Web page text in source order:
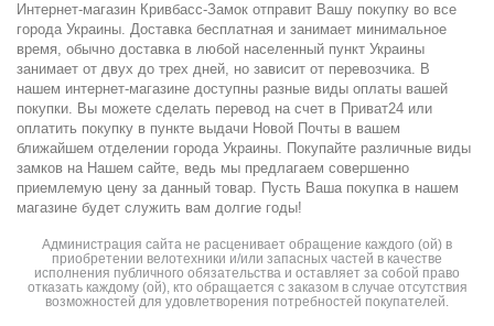
Интернет-магазин Кривбасс-Замок отправит Вашу покупку во все
города Украины. Доставка бесплатная и занимает минимальное
время, обычно доставка в любой населенный пункт Украины
занимает от двух до трех дней, но зависит от перевозчика. В
нашем интернет-магазине доступны разные виды оплаты вашей
покупки. Вы можете сделать перевод на счет в Приват24 или
оплатить покупку в пункте выдачи Новой Почты в вашем
ближайшем отделении города Украины. Покупайте различные виды
замков на Нашем сайте, ведь мы предлагаем совершенно
приемлемую цену за данный товар. Пусть Ваша покупка в нашем
магазине будет служить вам долгие годы!
Администрация сайта не расценивает обращение каждого (ой) в
приобретении велотехники и/или запасных частей в качестве
исполнения публичного обязательства и оставляет за собой право
отказать каждому (ой), кто обращается с заказом в случае отсутствия
возможностей для удовлетворения потребностей покупателей.